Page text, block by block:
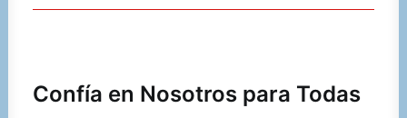
Confía en Nosotros para Todas